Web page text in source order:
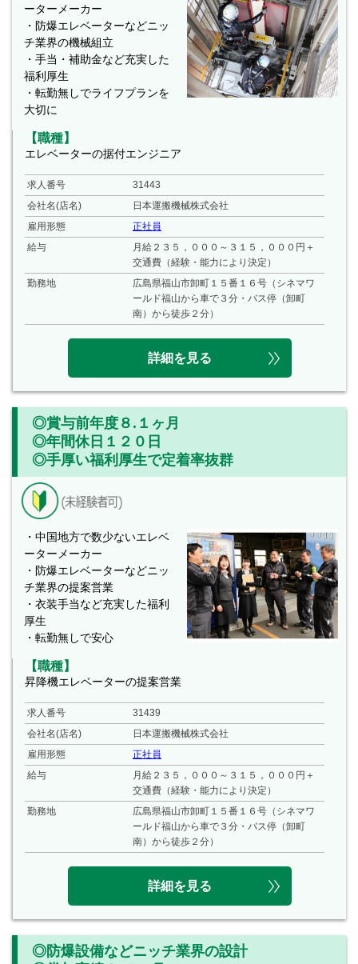
ーターメーカー
・防爆エレベーターなどニッ
チ業界の機械組立
・手当・補助金など充実した
福利厚生
・転勤無しでライフプランを
大切に
【職種】
エレベーターの据付エンジニア
求人番号
31443
会社名(店名)
日本運搬機械株式会社
雇用形態
正社員
給与
月給２３５，０００～３１５，０００円＋
交通費（経験・能力により決定）
勤務地
広島県福山市卸町１５番１６号（シネマワ
ールド福山から車で３分・バス停（卸町
南）から徒歩２分）
詳細を見る
◎賞与前年度８.１ヶ月
◎年間休日１２０日
◎手厚い福利厚生で定着率抜群
・中国地方で数少ないエレベ
ーターメーカー
・防爆エレベーターなどニッ
チ業界の提案営業
・衣装手当など充実した福利
厚生
・転勤無しで安心
【職種】
昇降機エレベーターの提案営業
求人番号
31439
会社名(店名)
日本運搬機械株式会社
雇用形態
正社員
給与
月給２３５，０００～３１５，０００円＋
交通費（経験・能力により決定）
勤務地
広島県福山市卸町１５番１６号（シネマワ
ールド福山から車で３分・バス停（卸町
南）から徒歩２分）
詳細を見る
◎防爆設備などニッチ業界の設計